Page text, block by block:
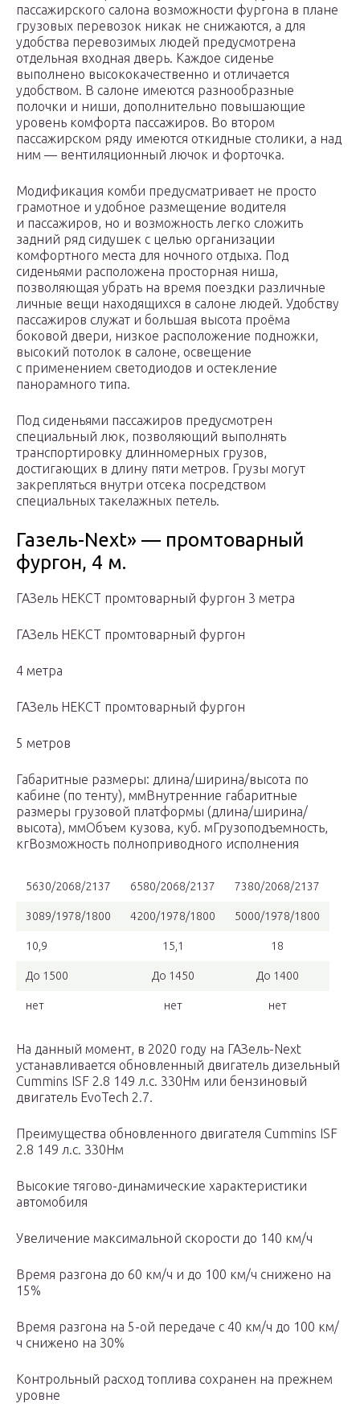
пассажирского салона возможности фургона в плане
грузовых перевозок никак не снижаются, а для
удобства перевозимых людей предусмотрена
отдельная входная дверь. Каждое сиденье
выполнено высококачественно и отличается
удобством. В салоне имеются разнообразные
полочки и ниши, дополнительно повышающие
уровень комфорта пассажиров. Во втором
пассажирском ряду имеются откидные столики, а над
ним — вентиляционный лючок и форточка.
Модификация комби предусматривает не просто
грамотное и удобное размещение водителя
и пассажиров, но и возможность легко сложить
задний ряд сидушек с целью организации
комфортного места для ночного отдыха. Под
сиденьями расположена просторная ниша,
позволяющая убрать на время поездки различные
личные вещи находящихся в салоне людей. Удобству
пассажиров служат и большая высота проёма
боковой двери, низкое расположение подножки,
высокий потолок в салоне, освещение
с применением светодиодов и остекление
панорамного типа.
Под сиденьями пассажиров предусмотрен
специальный люк, позволяющий выполнять
транспортировку длинномерных грузов,
достигающих в длину пяти метров. Грузы могут
закрепляться внутри отсека посредством
специальных такелажных петель.
Газель-Next» — промтоварный
фургон, 4 м.
ГАЗель НЕКСТ промтоварный фургон 3 метра
ГАЗель НЕКСТ промтоварный фургон
4 метра
ГАЗель НЕКСТ промтоварный фургон
5 метров
Габаритные размеры: длина/ширина/высота по
кабине (по тенту), ммВнутренние габаритные
размеры грузовой платформы (длина/ширина/
высота), ммОбъем кузова, куб. мГрузоподъемность,
кгВозможность полноприводного исполнения
5630/2068/2137 6580/2068/2137 7380/2068/2137
3089/1978/1800 4200/1978/1800 5000/1978/1800
10,9 15,1 18
До 1500 До 1450 До 1400
нет нет нет
На данный момент, в 2020 году на ГАЗель-Next
устанавливается обновленный двигатель дизельный
Cummins ISF 2.8 149 л.с. 330Нм или бензиновый
двигатель EvoTech 2.7.
Преимущества обновленного двигателя Cummins ISF
2.8 149 л.с. 330Нм
Высокие тягово-динамические характеристики
автомобиля
Увеличение максимальной скорости до 140 км/ч
Время разгона до 60 км/ч и до 100 км/ч снижено на
15%
Время разгона на 5-ой передаче с 40 км/ч до 100 км/
ч снижено на 30%
Контрольный расход топлива сохранен на прежнем
уровне